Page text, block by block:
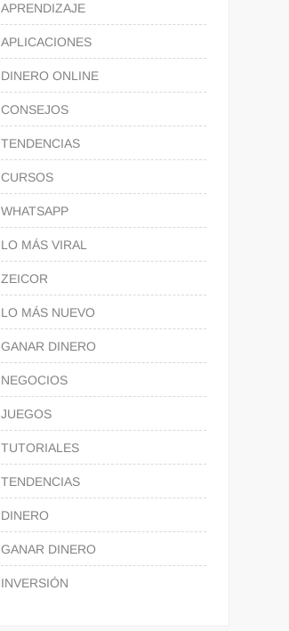
APRENDIZAJE
APLICACIONES
DINERO ONLINE
CONSEJOS
TENDENCIAS
CURSOS
WHATSAPP
LO MÁS VIRAL
ZEICOR
LO MÁS NUEVO
GANAR DINERO
NEGOCIOS
JUEGOS
TUTORIALES
TENDENCIAS
DINERO
GANAR DINERO
INVERSIÓN